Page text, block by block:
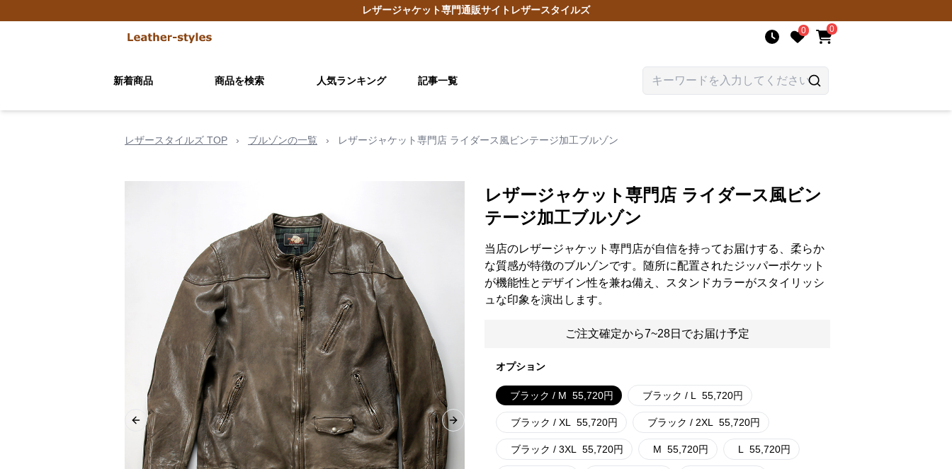
レザージャケット専門通販サイト レザースタイルズ
0 0
新着商品 商品を検索 人気ランキング 記事一覧
レザースタイルズ TOP › ブルゾンの一覧 › レザージャケット専門店 ライダース風ビンテージ加工ブルゾン
Previous slide Next slide
レザージャケット専門店 ライダース風ビン
テージ加工ブルゾン
当店のレザージャケット専門店が自信を持ってお届けする、柔らか
な質感が特徴のブルゾンです。随所に配置されたジッパーポケット
が機能性とデザイン性を兼ね備え、スタンドカラーがスタイリッシ
ュな印象を演出します。
ご注文確定から7~28日でお届け予定
オプション
ブラック / M 55,720円 ブラック / L 55,720円
ブラック / XL 55,720円 ブラック / 2XL 55,720円
ブラック / 3XL 55,720円 M 55,720円 L 55,720円